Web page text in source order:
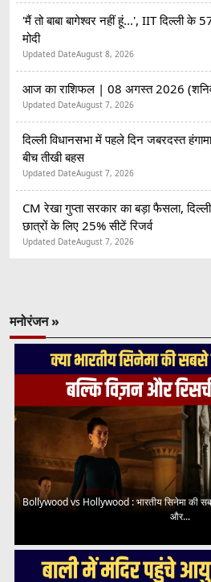
'मैं तो बाबा बागेश्वर नहीं हूं...', IIT दिल्ली के
मोदी
Updated DateAugust 8, 2026
आज का राशिफल | 08 अगस्त 2026
Updated DateAugust 7, 2026
दिल्ली विधानसभा में पहले दिन जबरदस्त
बीच तीखी बहस
Updated DateAugust 7, 2026
CM रेखा गुप्ता सरकार का बड़ा फैसला,
छात्रों के लिए 25% सीटें रिजर्व
Updated DateAugust 7, 2026
मनोरंजन »
Bollywood vs Hollywood : भारतीय सिनेमा की
और...